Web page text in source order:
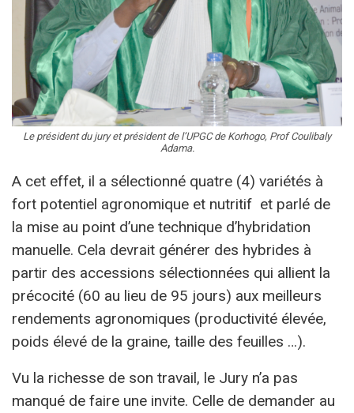
Le président du jury et président de l’UPGC de Korhogo, Prof Coulibaly
Adama.
A cet effet, il a sélectionné quatre (4) variétés à
fort potentiel agronomique et nutritif et parlé de
la mise au point d’une technique d’hybridation
manuelle. Cela devrait générer des hybrides à
partir des accessions sélectionnées qui allient la
précocité (60 au lieu de 95 jours) aux meilleurs
rendements agronomiques (productivité élevée,
poids élevé de la graine, taille des feuilles …).
Vu la richesse de son travail, le Jury n’a pas
manqué de faire une invite. Celle de demander au